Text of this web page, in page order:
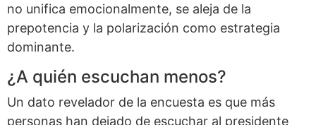
no unifica emocionalmente, se aleja de la
prepotencia y la polarización como estrategia
dominante.
¿A quién escuchan menos?
Un dato revelador de la encuesta es que más
personas han dejado de escuchar al presidente